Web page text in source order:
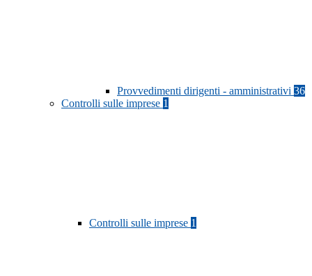
Provvedimenti dirigenti - amministrativi 36
Controlli sulle imprese 1
Controlli sulle imprese 1